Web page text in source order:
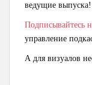
ведущие
Подписывайтесь
управление
А для визуалов